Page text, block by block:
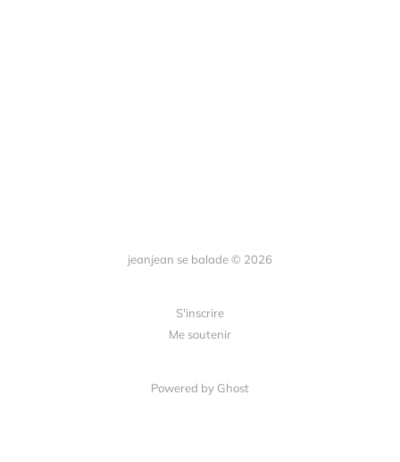
jeanjean se balade © 2026
S'inscrire
Me soutenir
Powered by Ghost